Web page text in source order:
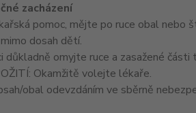
zacházení
pomoc, mějte po ruce obal nebo
dosah dětí.
důkladně omyjte ruce a zasažené části
Okamžitě volejte lékaře.
obal odevzdáním ve sběrně